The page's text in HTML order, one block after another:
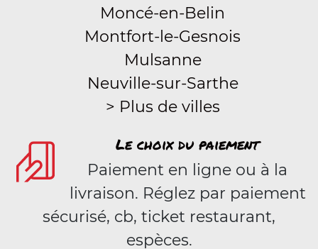
Moncé-en-Belin
Montfort-le-Gesnois
Mulsanne
Neuville-sur-Sarthe
> Plus de villes
Le choix du paiement
Paiement en ligne ou à la
livraison. Réglez par paiement
sécurisé, cb, ticket restaurant,
espèces.